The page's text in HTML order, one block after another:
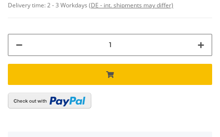
Delivery time:2 - 3 Workdays (DE - int. shipments may differ)